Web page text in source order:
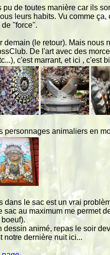
de toutes manière car ils
leurs habits. Vu comme ça,
''force''.
(le retour). Mais nous
De l'art avec des
c'est marrant, et ici , c'est
animaliers en
dans le sac est un vrai
au maximum me permet
animé, repas le soir
notre dernière nuit ici...